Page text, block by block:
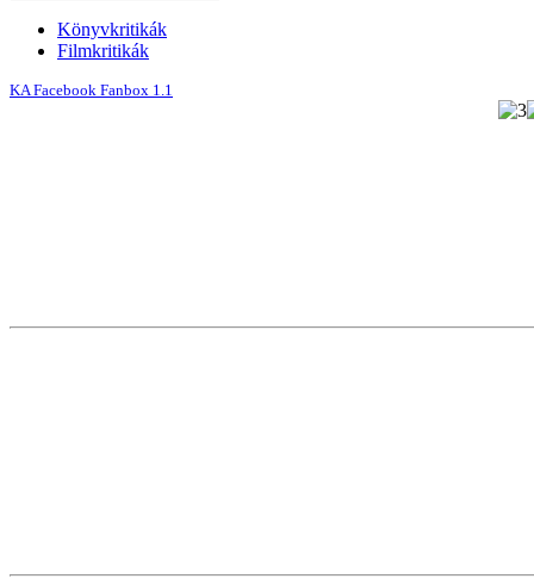
Könyvkritikák
Filmkritikák
KA Facebook Fanbox 1.1